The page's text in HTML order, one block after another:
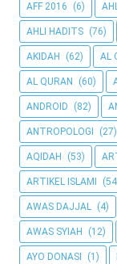
AFF 2016 (6)
AHLI HADITS (76)
AKIDAH (62) AL
AL QURAN (60)
ANDROID (82)
ANTROPOLOGI (27)
AQIDAH (53)
ARTIKEL ISLAMI
AWAS DAJJAL (4)
AWAS SYIAH (12)
AYO DONASI (1)